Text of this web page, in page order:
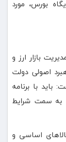
بورس، مورد
بازار ارز و
اصولی دولت
با برنامه
به سمت شرایط
اساسی و